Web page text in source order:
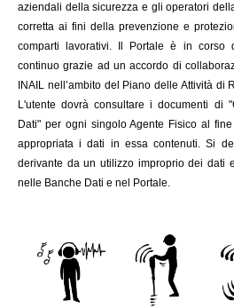
aziendali della sicurezza e gli operatori
corretta ai fini della prevenzione e
comparti lavorativi. Il Portale è in corso
continuo grazie ad un accordo di
INAIL nell’ambito del Piano delle Attività di
L'utente dovrà consultare i documenti di
Dati" per ogni singolo Agente Fisico al
appropriata i dati in essa contenuti. Si
derivante da un utilizzo improprio dei dati
nelle Banche Dati e nel Portale.